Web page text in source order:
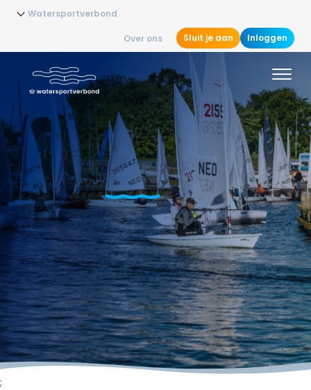
Watersportverbond
Over ons Sluit je aan Inloggen
;